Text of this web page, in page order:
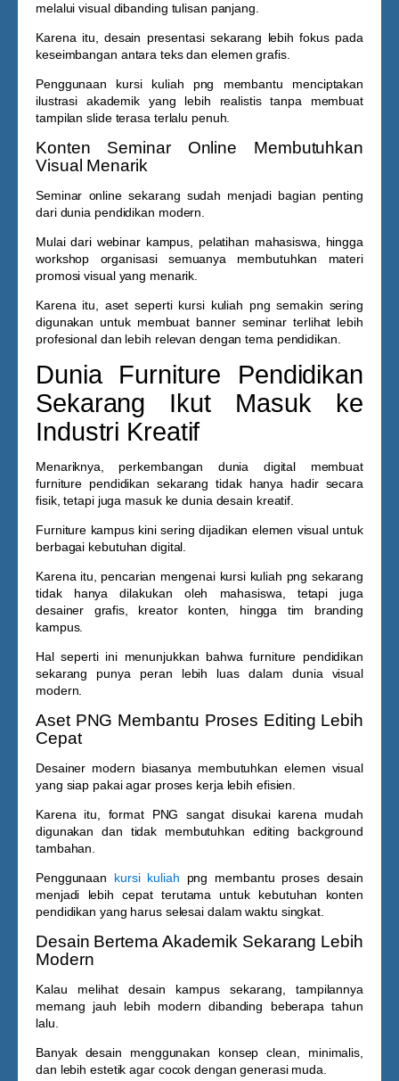
melalui visual dibanding tulisan panjang.
Karena itu, desain presentasi sekarang lebih fokus pada
keseimbangan antara teks dan elemen grafis.
Penggunaan kursi kuliah png membantu menciptakan
ilustrasi akademik yang lebih realistis tanpa membuat
tampilan slide terasa terlalu penuh.
Konten Seminar Online Membutuhkan
Visual Menarik
Seminar online sekarang sudah menjadi bagian penting
dari dunia pendidikan modern.
Mulai dari webinar kampus, pelatihan mahasiswa, hingga
workshop organisasi semuanya membutuhkan materi
promosi visual yang menarik.
Karena itu, aset seperti kursi kuliah png semakin sering
digunakan untuk membuat banner seminar terlihat lebih
profesional dan lebih relevan dengan tema pendidikan.
Dunia Furniture Pendidikan
Sekarang Ikut Masuk ke
Industri Kreatif
Menariknya, perkembangan dunia digital membuat
furniture pendidikan sekarang tidak hanya hadir secara
fisik, tetapi juga masuk ke dunia desain kreatif.
Furniture kampus kini sering dijadikan elemen visual untuk
berbagai kebutuhan digital.
Karena itu, pencarian mengenai kursi kuliah png sekarang
tidak hanya dilakukan oleh mahasiswa, tetapi juga
desainer grafis, kreator konten, hingga tim branding
kampus.
Hal seperti ini menunjukkan bahwa furniture pendidikan
sekarang punya peran lebih luas dalam dunia visual
modern.
Aset PNG Membantu Proses Editing Lebih
Cepat
Desainer modern biasanya membutuhkan elemen visual
yang siap pakai agar proses kerja lebih efisien.
Karena itu, format PNG sangat disukai karena mudah
digunakan dan tidak membutuhkan editing background
tambahan.
Penggunaan kursi kuliah png membantu proses desain
menjadi lebih cepat terutama untuk kebutuhan konten
pendidikan yang harus selesai dalam waktu singkat.
Desain Bertema Akademik Sekarang Lebih
Modern
Kalau melihat desain kampus sekarang, tampilannya
memang jauh lebih modern dibanding beberapa tahun
lalu.
Banyak desain menggunakan konsep clean, minimalis,
dan lebih estetik agar cocok dengan generasi muda.